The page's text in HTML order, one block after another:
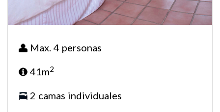
Max. 4 personas
41m2
2 camas individuales